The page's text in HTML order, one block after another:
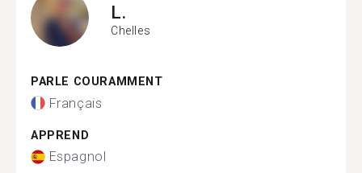
L.
Chelles
PARLE COURAMMENT
Français
APPREND
Espagnol